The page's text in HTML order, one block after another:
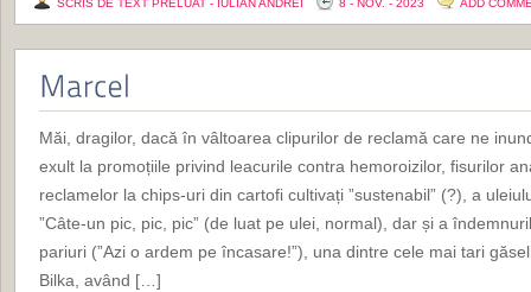
SCRIS DE TEXT PRELUAT - IULIAN ANDREI 8 - NOV. - 2023 ADD
Măi, dragilor, dacă în vâltoarea clipurilor de reclamă care ne
exult la promoțiile privind leacurile contra hemoroizilor, fisurilor
reclamelor la chips-uri din cartofi cultivați ”sustenabil” (?), a
”Câte-un pic, pic, pic” (de luat pe ulei, normal), dar și a
pariuri (”Azi o ardem pe încasare!”), una dintre cele mai tari
Bilka, având […]